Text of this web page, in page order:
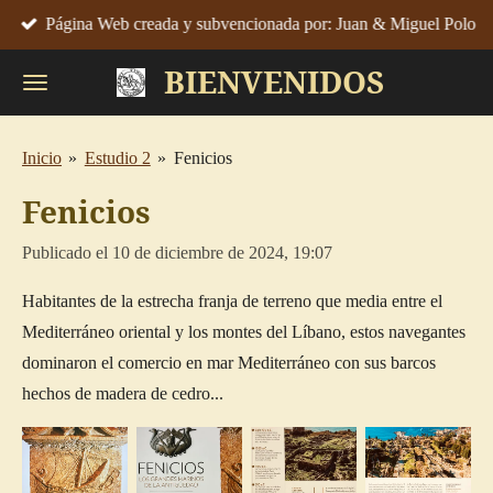
al
contenido
principal
BIENVENIDOS
Página Web creada y subvencionada por: Juan & Miguel Polo
Inicio » Estudio 2 » Fenicios
Fenicios
Publicado el 10 de diciembre de 2024, 19:07
Habitantes de la estrecha franja de terreno que media entre el
Mediterráneo oriental y los montes del Líbano, estos navegantes
dominaron el comercio en marMediterráneo con sus barcos
hechos de madera de cedro...